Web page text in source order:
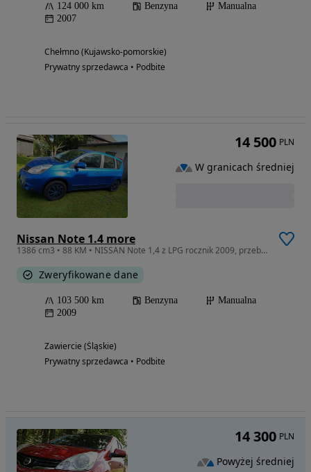
124 000 km Benzyna
Manualna
2007
Chełmno (Kujawsko-pomorskie)
Prywatny sprzedawca • Podbite
Nissan Note 1.4 more
1386 cm3 • 88 KM • NISSAN Note 1,4 z LPG rocznik 2009, przebieg 103 500
Zweryfikowane dane
103 500 km Benzyna
Manualna
2009
Zawiercie (Śląskie)
Prywatny sprzedawca • Podbite
14 500 PLN
W granicach średniej
14 300 PLN
Powyżej średniej